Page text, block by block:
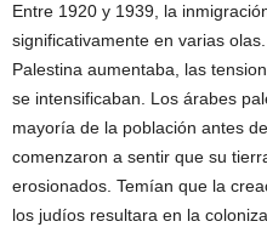
Entre 1920 y 1939, la
significativamente en varias
Palestina aumentaba, las
se intensificaban. Los árabes
mayoría de la población antes
comenzaron a sentir que su
erosionados. Temían que la
los judíos resultara en la